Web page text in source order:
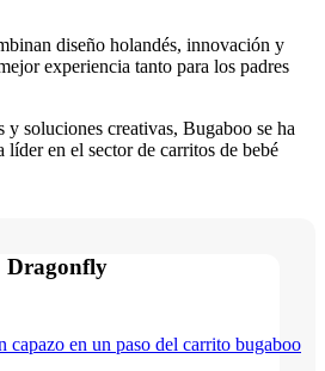
diseño holandés, innovación y
experiencia tanto para los padres
y soluciones creativas, Bugaboo se ha
en el sector de carritos de bebé
Dragonfly